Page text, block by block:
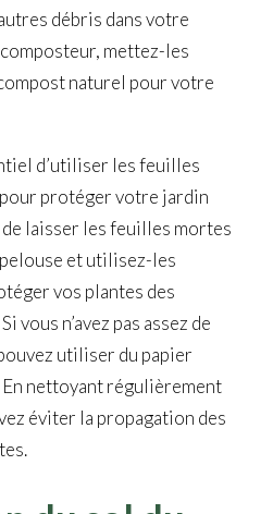
débris dans votre
mettez-les
naturel pour votre
d’utiliser les feuilles
protéger votre jardin
de laisser les feuilles mortes
et utilisez-les
vos plantes des
vous n’avez pas assez de
utiliser du papier
nettoyant régulièrement
éviter la propagation des